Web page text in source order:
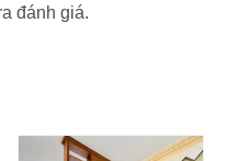
đánh giá.